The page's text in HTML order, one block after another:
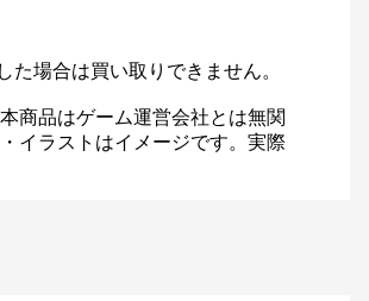
場合は買い取りできません。
商品はゲーム運営会社とは無関
イラストはイメージです。実際